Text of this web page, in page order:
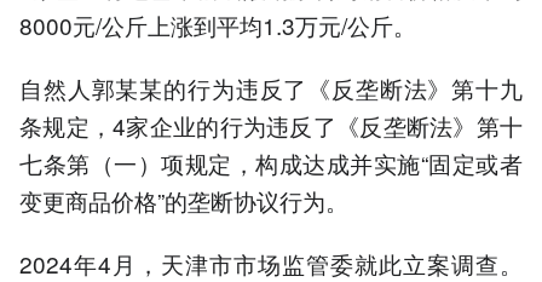
8000元/公斤上涨到平均1.3万元/公斤。
自然人郭某某的行为违反了《反垄断法》第十九
条规定，4家企业的行为违反了《反垄断法》第十
七条第（一）项规定，构成达成并实施“固定或者
变更商品价格”的垄断协议行为。
2024年4月，天津市市场监管委就此立案调查。